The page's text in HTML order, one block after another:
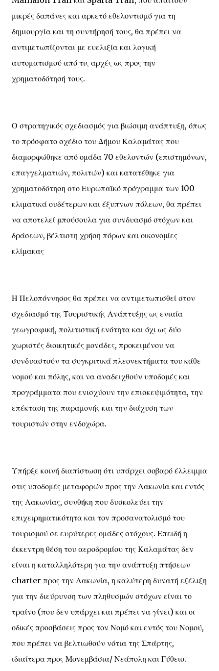
μικρές δαπάνες και αρκετό εθελοντισμό για τη
δημιουργία και τη συντήρησή τους, θα πρέπει να
αντιμετωπίζονται με ευελιξία και λογική
αυτοματισμού από τις αρχές ως προς την
χρηματοδότησή τους.
Ο στρατηγικός σχεδιασμός για βιώσιμη ανάπτυξη, όπως
το πρόσφατο σχέδιο του Δήμου Καλαμάτας που
διαμορφώθηκε από ομάδα 70 εθελοντών (επιστημόνων,
επαγγελματιών, πολιτών) και κατατέθηκε για
χρηματοδότηση στο Ευρωπαϊκό πρόγραμμα των 100
κλιματικά ουδέτερων και έξυπνων πόλεων, θα πρέπει
να αποτελεί μπούσουλα για συνδυασμό στόχων και
δράσεων, βέλτιστη χρήση πόρων και οικονομίες
κλίμακας
Η Πελοπόννησος θα πρέπει να αντιμετωπισθεί στον
σχεδιασμό της Τουριστικής Ανάπτυξης ως ενιαία
γεωγραφική, πολιτιστική ενότητα και όχι ως δύο
χωριστές διοικητικές μονάδες, προκειμένου να
συνδυαστούν τα συγκριτικά πλεονεκτήματα του κάθε
νομού και πόλης, και να αναδειχθούν υποδομές και
προγράμματα που ενισχύουν την επισκεψιμότητα, την
επέκταση της παραμονής και την διάχυση των
τουριστών στην ενδοχώρα.
Υπήρξε κοινή διαπίστωση ότι υπάρχει σοβαρό έλλειμμα
στις υποδομές μεταφορών προς την Λακωνία και εντός
της Λακωνίας, συνθήκη που δυσκολεύει την
επιχειρηματικότητα και τον προσανατολισμό του
τουρισμού σε ευρύτερες ομάδες στόχους. Επειδή η
έκκεντρη θέση του αεροδρομίου της Καλαμάτας δεν
είναι η καταλληλότερη για την ανάπτυξη πτήσεων
charter προς την Λακωνία, η καλύτερη δυνατή εξέλιξη
για την διεύρυνση των πληθυσμών στόχων είναι το
τραίνο (που δεν υπάρχει και πρέπει να γίνει) και οι
οδικές προσβάσεις προς τον Νομό και εντός του Νομού,
που πρέπει να βελτιωθούν νότια της Σπάρτης,
ιδιαίτερα προς Μονεμβάσια/ Νεάπολη και Γύθειο.